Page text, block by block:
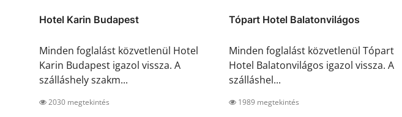
Hotel Karin Budapest
Minden foglalást közvetlenül Hotel
Karin Budapest igazol vissza. A
szálláshely szakm...
2030 megtekintés
Tópart Hotel Balatonvilágos
Minden foglalást közvetlenül Tópart
Hotel Balatonvilágos igazol vissza. A
szálláshel...
1989 megtekintés